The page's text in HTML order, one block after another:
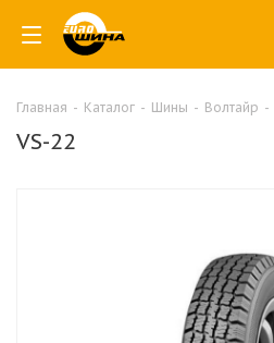
Главная - Каталог - Шины - Волтайр -
VS-22